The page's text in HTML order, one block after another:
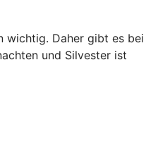
wichtig. Daher gibt es bei
und Silvester ist